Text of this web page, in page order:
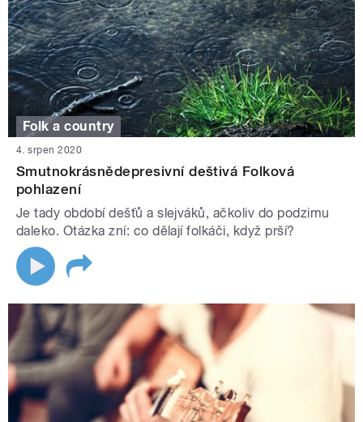
Folk a country
4. srpen 2020
Smutnokrásnědepresivní deštivá Folková
pohlazení
Je tady období dešťů a slejváků, ačkoliv do podzimu
daleko. Otázka zní: co dělají folkáči, když prší?